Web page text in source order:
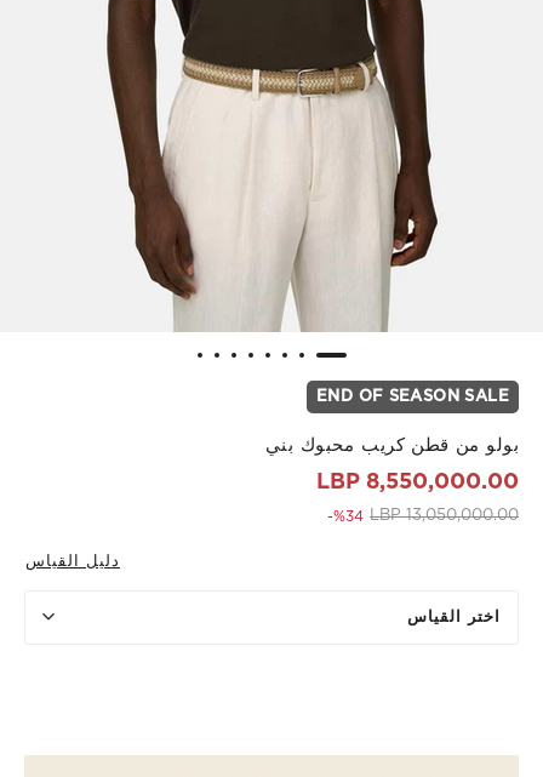
END OF SEASON SALE
بولو من قطن كريب محبوك بني
8,550,000.00 LBP
Price reduced from
13,050,000.00 LBP
to 8,550,000.00 LBP
%34-
دليل القياس
اختر القياس